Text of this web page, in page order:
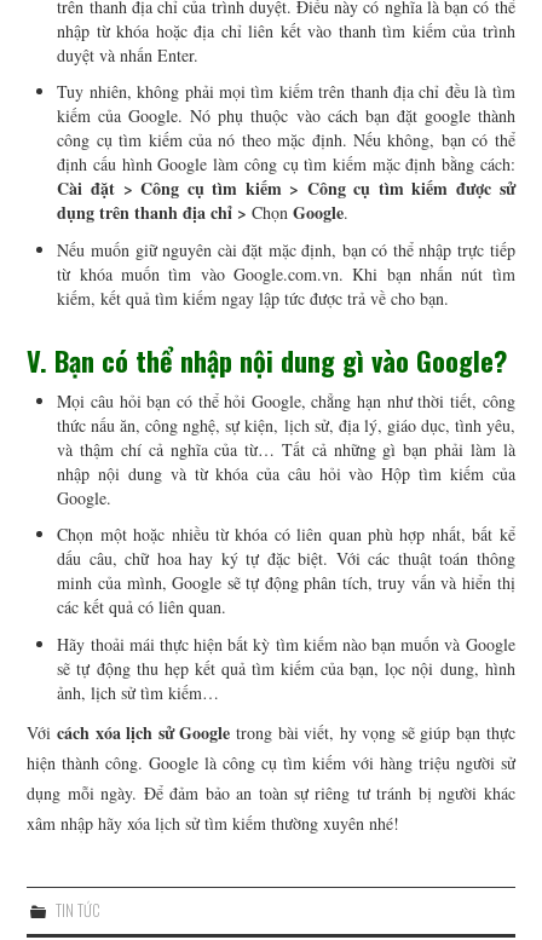
trên thanh địa chỉ của trình duyệt. Điều này có nghĩa là bạn có thể
nhập từ khóa hoặc địa chỉ liên kết vào thanh tìm kiếm của trình
duyệt và nhấn Enter.
Tuy nhiên, không phải mọi tìm kiếm trên thanh địa chỉ đều là tìm
kiếm của Google. Nó phụ thuộc vào cách bạn đặt google thành
công cụ tìm kiếm của nó theo mặc định. Nếu không, bạn có thể
định cấu hình Google làm công cụ tìm kiếm mặc định bằng cách:
Cài đặt > Công cụ tìm kiếm > Công cụ tìm kiếm được sử
dụng trên thanh địa chỉ >Chọn Google.
Nếu muốn giữ nguyên cài đặt mặc định, bạn có thể nhập trực tiếp
từ khóa muốn tìm vào Google.com.vn. Khi bạn nhấn nút tìm
kiếm, kết quả tìm kiếm ngay lập tức được trả về cho bạn.
V. Bạn có thể nhập nội dung gì vào Google?
Mọi câu hỏi bạn có thể hỏi Google, chẳng hạn như thời tiết, công
thức nấu ăn, công nghệ, sự kiện, lịch sử, địa lý, giáo dục, tình yêu,
và thậm chí cả nghĩa của từ… Tất cả những gì bạn phải làm là
nhập nội dung và từ khóa của câu hỏi vào Hộp tìm kiếm của
Google.
Chọn một hoặc nhiều từ khóa có liên quan phù hợp nhất, bất kể
dấu câu, chữ hoa hay ký tự đặc biệt. Với các thuật toán thông
minh của mình, Google sẽ tự động phân tích, truy vấn và hiển thị
các kết quả có liên quan.
Hãy thoải mái thực hiện bất kỳ tìm kiếm nào bạn muốn và Google
sẽ tự động thu hẹp kết quả tìm kiếm của bạn, lọc nội dung, hình
ảnh, lịch sử tìm kiếm…
Với cách xóa lịch sử Google trong bài viết, hy vọng sẽ giúp bạn thực
hiện thành công. Google là công cụ tìm kiếm với hàng triệu người sử
dụng mỗi ngày. Để đảm bảo an toàn sự riêng tư tránh bị người khác
xâm nhập hãy xóa lịch sử tìm kiếm thường xuyên nhé!
TIN TỨC